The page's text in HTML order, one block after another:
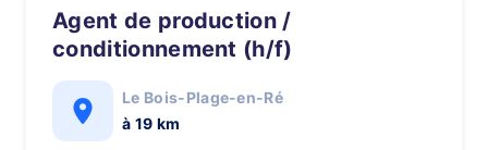
Agent de production /
conditionnement (h/f)
Le Bois-Plage-en-Ré
à 19 km